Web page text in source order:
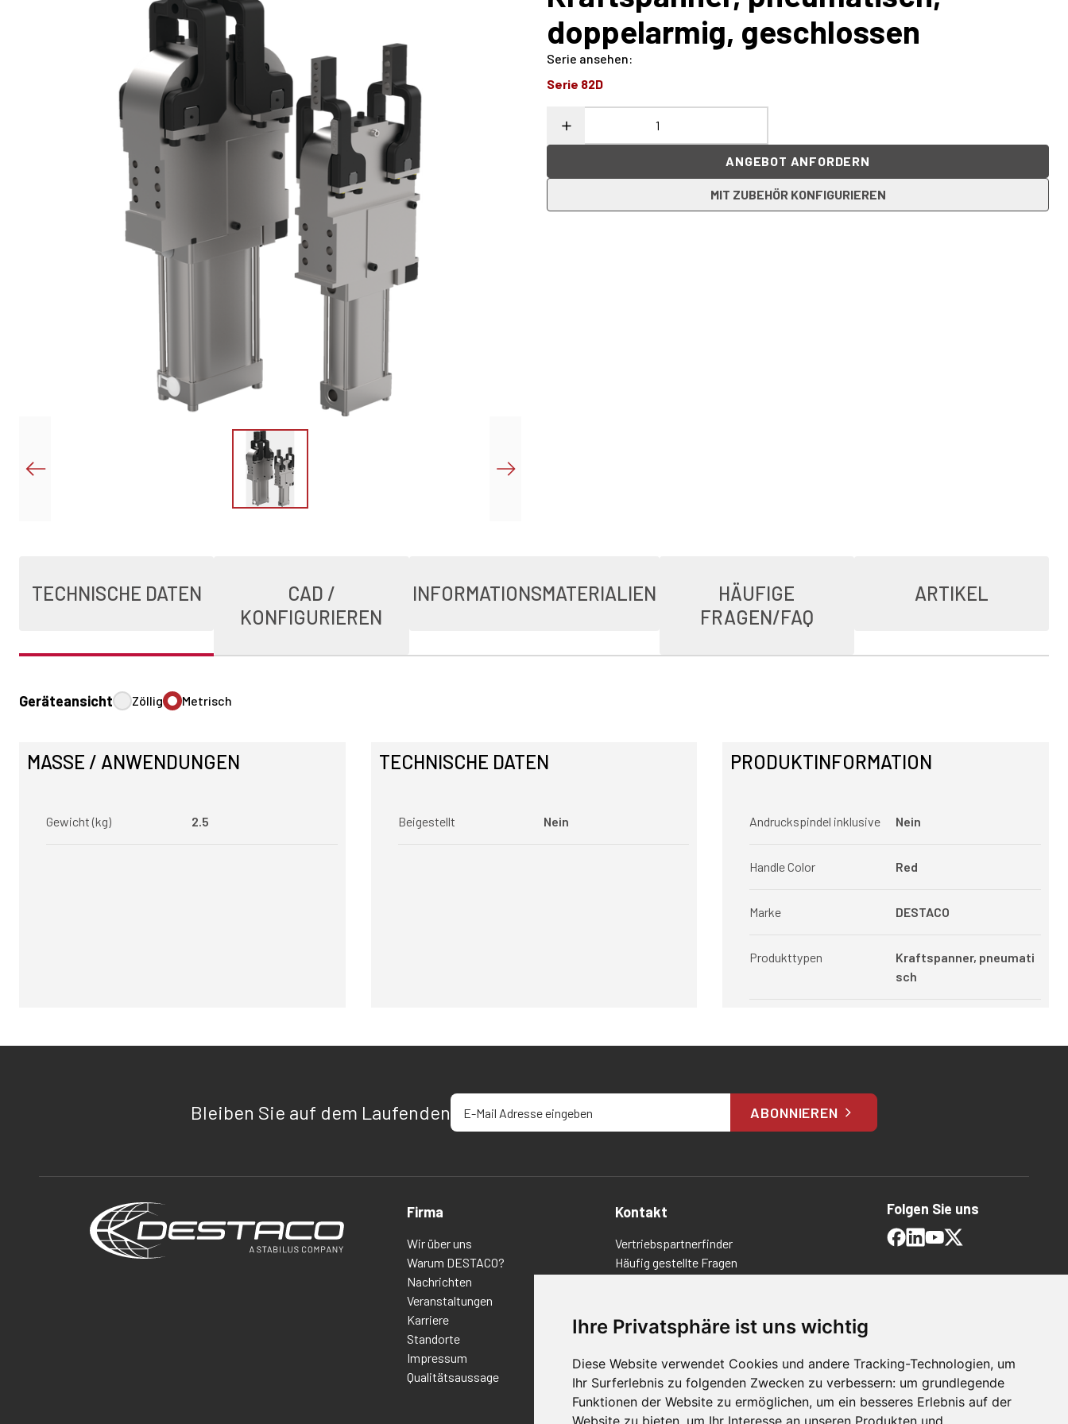
Ihre Privatsphäre ist uns wichtig
Diese Website verwendet Cookies und andere Tracking-Technologien, um
Ihr Surferlebnis zu folgenden Zwecken zu verbessern: um grundlegende
Funktionen der Website zu ermöglichen, um ein besseres Erlebnis auf der
Website zu bieten um Ihr Interesse an unseren Produkten und
doppelarmig, geschlossen
Serie ansehen:
Serie 82D
ANGEBOT ANFORDERN
MIT ZUBEHÖR KONFIGURIEREN
TECHNISCHE DATEN
CAD /
KONFIGURIEREN
INFORMATIONSMATERIALIEN
HÄUFIGE
FRAGEN/FAQ
ARTIKEL
Geräteansicht Zöllig Metrisch
MASSE / ANWENDUNGEN
Gewicht (kg) 2.5
TECHNISCHE DATEN
Beigestellt Nein
PRODUKTINFORMATION
Andruckspindel inklusive Nein
Handle Color Red
Marke DESTACO
Produkttypen
Kraftspanner, pneumati
sch
Bleiben Sie auf dem LaufendenE-Mail-Adresse eingeben
ABONNIEREN
Firma
Wir über uns
Warum DESTACO?
Nachrichten
Veranstaltungen
Karriere
Standorte
Impressum
Qualitätsaussage
Kontakt
Vertriebspartnerfinder
Häufig gestellte Fragen
Richtlinien/AGBs
Folgen Sie uns